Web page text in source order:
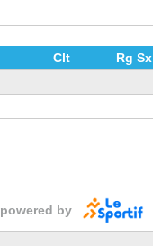
Clt Rg Sx
powered by